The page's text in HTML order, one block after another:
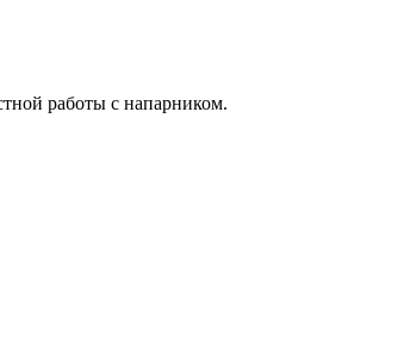
работы с напарником.